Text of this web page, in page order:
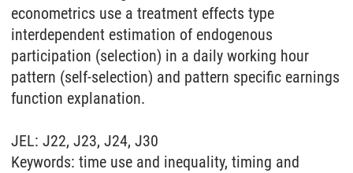
econometrics use a treatment effects type
interdependent estimation of endogenous
participation (selection) in a daily working hour
pattern (self-selection) and pattern specific earnings
function explanation.
JEL: J22, J23, J24, J30
Keywords: time use and inequality, timing and